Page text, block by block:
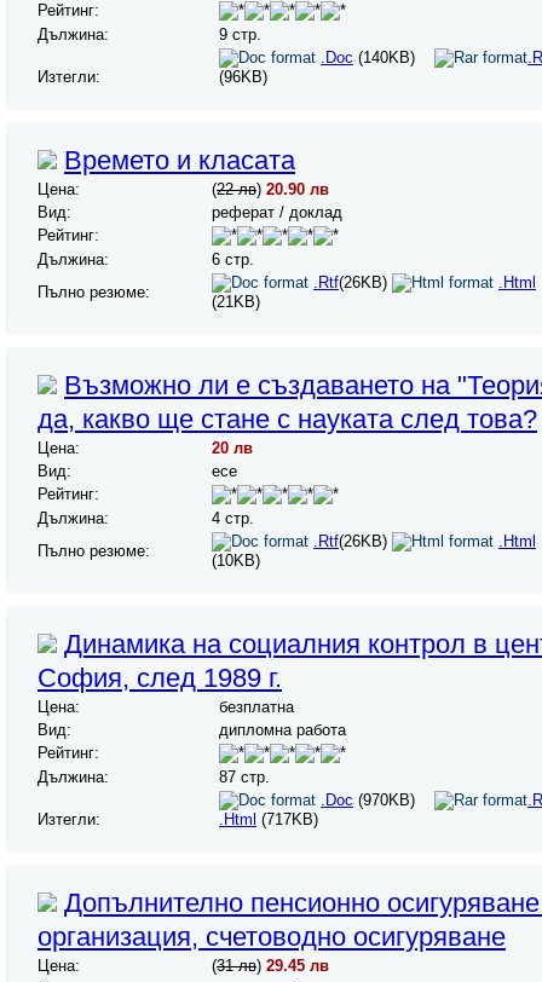
Рейтинг:
Дължина:
9 стр.
Изтегли:
.Doc (140KB)
(96KB)
Времето и класата
Цена: (22 лв) 20.90 лв
Вид:
реферат / доклад
Рейтинг:
Дължина:
6 стр.
Пълно резюме:
.Rtf(26KB)
.Html
(21KB)
Възможно ли е създаването на
да, какво ще стане с науката след това?
Цена:
20 лв
Вид:
есе
Рейтинг:
Дължина:
4 стр.
Пълно резюме:
.Rtf(26KB)
.Html
(10KB)
Динамика на социалния контрол в
София, след 1989 г.
Цена:
безплатна
Вид:
дипломна работа
Рейтинг:
Дължина:
87 стр.
Изтегли:
.Doc (970KB)
.Html (717KB)
Допълнително пенсионно
организация, счетоводно осигуряване
Цена: (31 лв) 29.45 лв